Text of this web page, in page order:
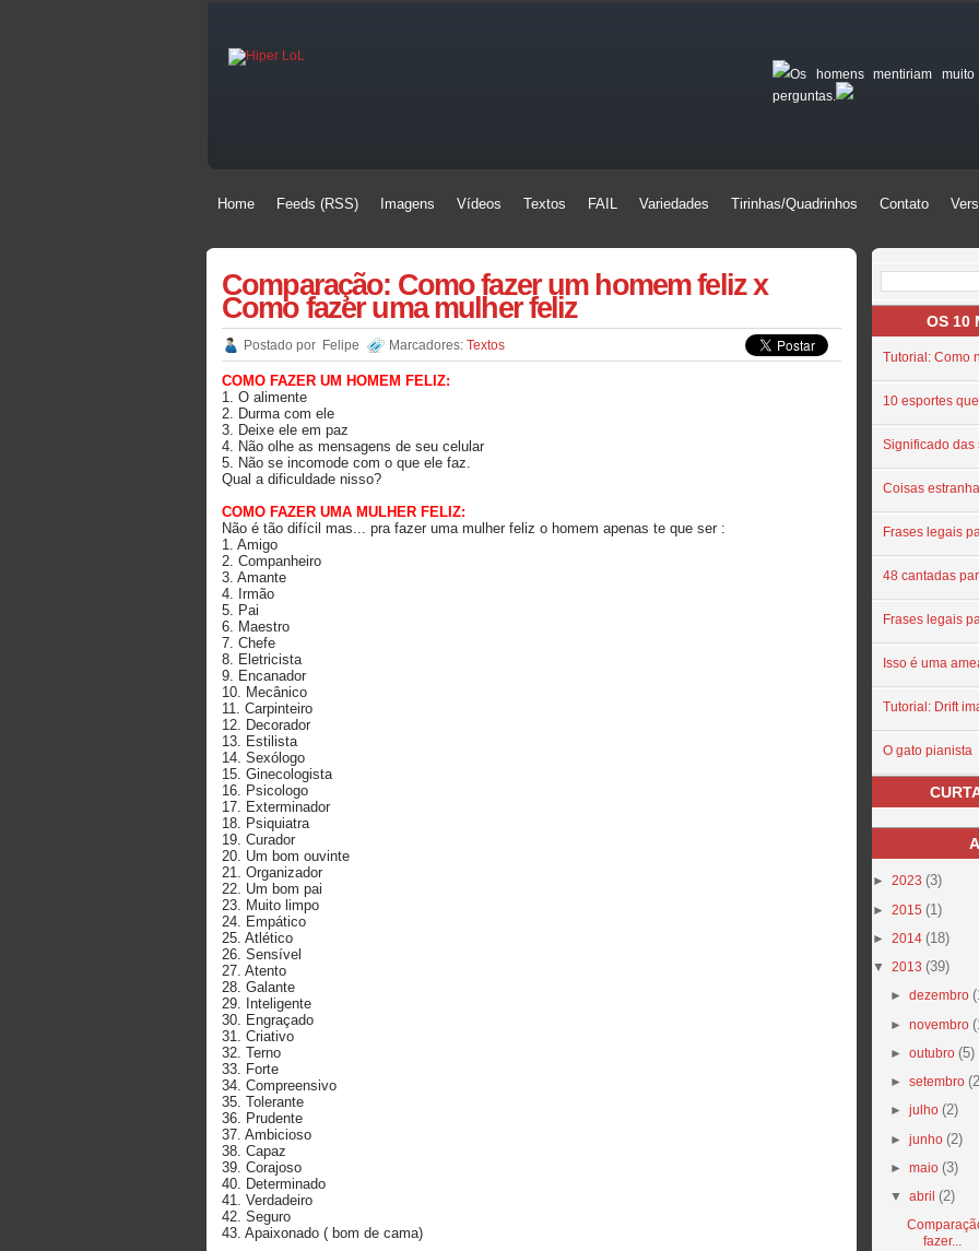
Os homens mentiriam
perguntas.
Home
Home
Feeds (RSS)
Feeds (RSS)
Imagens
Imagens
Vídeos
Vídeos
Textos
Textos
FAIL
FAIL
Variedades
Variedades
Tirinhas/Quadrinhos
Tirinhas/Quadrinhos
Contato
Contato
Comparação: Como fazer um homem feliz x
Como fazer uma mulher feliz
Postado por Felipe Marcadores: Textos
COMO FAZER UM HOMEM FELIZ:
1. O alimente
2. Durma com ele
3. Deixe ele em paz
4. Não olhe as mensagens de seu celular
5. Não se incomode com o que ele faz.
Qual a dificuldade nisso?
COMO FAZER UMA MULHER FELIZ:
Não é tão difícil mas... pra fazer uma mulher feliz o homem apenas te que ser :
1. Amigo
2. Companheiro
3. Amante
4. Irmão
5. Pai
6. Maestro
7. Chefe
8. Eletricista
9. Encanador
10. Mecânico
11. Carpinteiro
12. Decorador
13. Estilista
14. Sexólogo
15. Ginecologista
16. Psicologo
17. Exterminador
18. Psiquiatra
19. Curador
20. Um bom ouvinte
21. Organizador
22. Um bom pai
23. Muito limpo
24. Empático
25. Atlético
26. Sensível
27. Atento
28. Galante
29. Inteligente
30. Engraçado
31. Criativo
32. Terno
33. Forte
34. Compreensivo
35. Tolerante
36. Prudente
37. Ambicioso
38. Capaz
39. Corajoso
40. Determinado
41. Verdadeiro
42. Seguro
43. Apaixonado ( bom de cama)
OS 10
Tutorial: Como
10 esportes
Significado das
Coisas
Frases legais
48 cantadas
Frases legais
Isso é uma
Tutorial: Drift
O gato pianista
► 2023 (3)
► 2015 (1)
► 2014 (18)
▼ 2013 (39)
► dezembro
► novembro
► outubro (5)
► setembro
► julho (2)
► junho (2)
► maio (3)
▼ abril (2)
fazer...